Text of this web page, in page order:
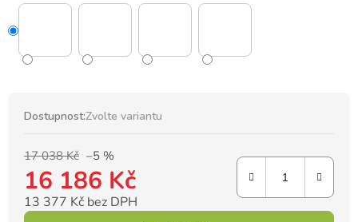
Dostupnost:Zvolte variantu
17 038 Kč –5 %
16 186 Kč
13 377 Kč bez DPH